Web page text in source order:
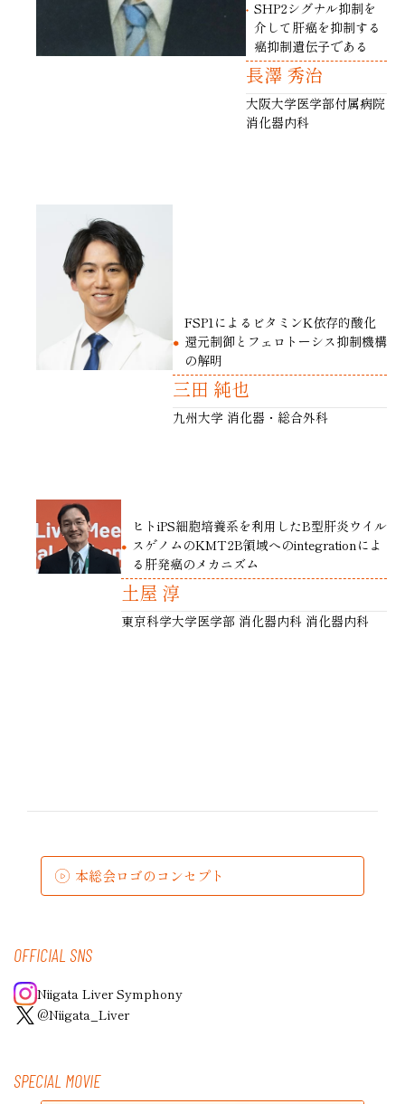
SHP2シグナル抑制を
介して肝癌を抑制する
癌抑制遺伝子である
長澤 秀治
大阪大学医学部付属病院
消化器内科
FSP1によるビタミンK依存的酸化
還元制御とフェロトーシス抑制機構
の解明
三田 純也
九州大学 消化器・総合外科
ヒトiPS細胞培養系を利用したB型肝炎ウイル
スゲノムのKMT2B領域へのintegrationによ
る肝発癌のメカニズム
土屋 淳
東京科学大学医学部 消化器内科 消化器内科
本総会ロゴのコンセプト
OFFICIAL SNS
Niigata Liver Symphony
@Niigata_Liver
SPECIAL MOVIE